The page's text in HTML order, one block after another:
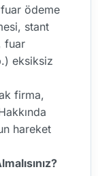
ödeme
stant
fuar
eksiksiz
firma,
hareket